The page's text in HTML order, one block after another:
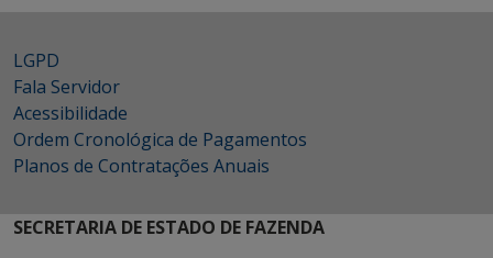
LGPD
Fala Servidor
Acessibilidade
Ordem Cronológica de Pagamentos
Planos de Contratações Anuais
SECRETARIA DE ESTADO DE FAZENDA